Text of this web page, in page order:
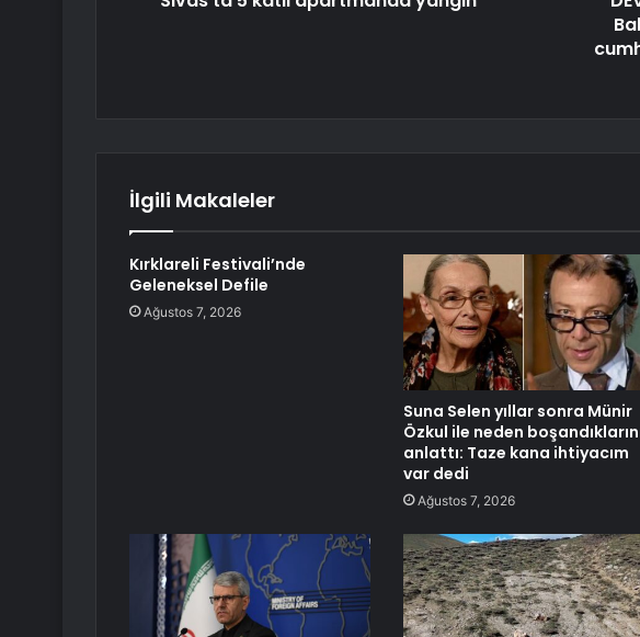
İlgili Makaleler
Kırklareli Festivali’nde
Geleneksel Defile
Ağustos 7, 2026
Suna Selen yıllar sonra Münir
Özkul ile neden
anlattı: Taze kana ihtiyacım
var dedi
Ağustos 7, 2026